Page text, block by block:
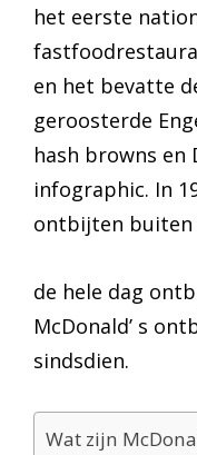
het eerste
en het bevatte
geroosterde
hash browns en
infographic. In
ontbijten buiten
de hele dag
McDonald’ s
sindsdien.
Wat zijn